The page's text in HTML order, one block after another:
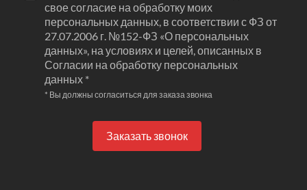
свое согласие на обработку моих
персональных данных, в соответствии с ФЗ от
27.07.2006 г. №152-ФЗ «О персональных
данных», на условиях и целей, описанных в
Согласии на обработку персональных
данных *
* Вы должны согласиться для заказа звонка
Заказать звонок